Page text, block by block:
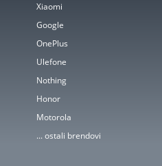
Xiaomi
Google
OnePlus
Ulefone
Nothing
Honor
Motorola
... ostali brendovi